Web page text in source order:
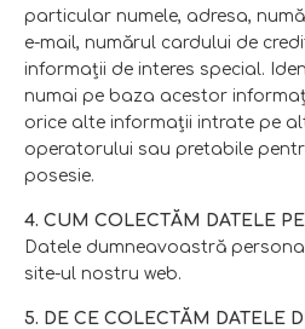
particular numele, adresa,
e-mail, numărul cardului de
informaţii de interes special.
numai pe baza acestor
orice alte informaţii intrate pe
operatorului sau pretabile
posesie.
4. CUM COLECTĂM DATELE
Datele dumneavoastră
site-ul nostru web.
5. DE CE COLECTĂM DATELE